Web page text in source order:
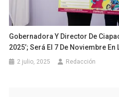
Gobernadora Y Director De
2025’; Será El 7 De Noviembre
2 julio, 2025 Redacción